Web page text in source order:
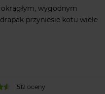
wygodnym
przyniesie kotu wiele
512 oceny